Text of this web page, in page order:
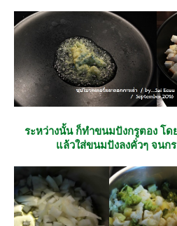
ระหว่างนั้น ก็ทำขนมปังกรูตอง โด
ล้วใส่ขนมปังลงคั่วๆ จนกร